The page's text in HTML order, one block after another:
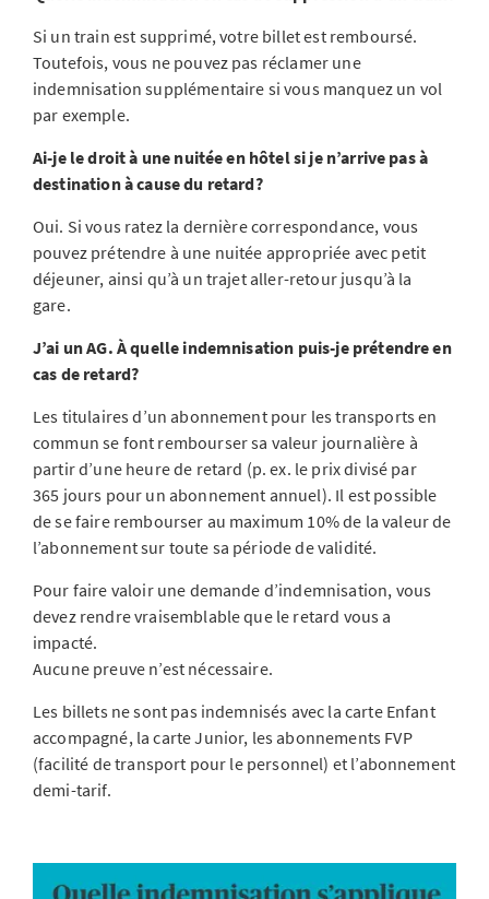
Si un train est supprimé, votre billet est remboursé.
Toutefois, vous ne pouvez pas réclamer une
indemnisation supplémentaire si vous manquez un vol
par exemple.
Ai-je le droit à une nuitée en hôtel si je n’arrive pas à
destination à cause du retard?
Oui. Si vous ratez la dernière correspondance, vous
pouvez prétendre à une nuitée appropriée avec petit
déjeuner, ainsi qu’à un trajet aller-retour jusqu’à la
gare.
J’ai un AG. À quelle indemnisation puis-je prétendre en
cas de retard?
Les titulaires d’un abonnement pour les transports en
commun se font rembourser sa valeur journalière à
partir d’une heure de retard (p. ex. le prix divisé par
365 jours pour un abonnement annuel). Il est possible
de se faire rembourser au maximum 10% de la valeur de
l’abonnement sur toute sa période de validité.
Pour faire valoir une demande d’indemnisation, vous
devez rendre vraisemblable que le retard vous a
impacté.
Aucune preuve n’est nécessaire.
Les billets ne sont pas indemnisés avec la carte Enfant
accompagné, la carte Junior, les abonnements FVP
(facilité de transport pour le personnel) et l’abonnement
demi-tarif.